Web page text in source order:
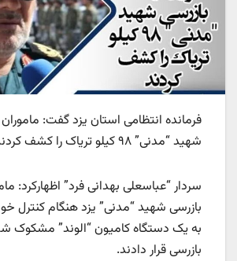
فرمانده انتظامی استان یزد گفت:
شهید “مدنی” ۹۸ کیلو تریاک را کشف کردند.
سردار “عباسعلی بهدانی فرد” اظهارکرد:
بازرسی شهید “مدنی” یزد هنگام کنترل
به یک دستگاه کامیون “الوند” مشکوک
بازرسی قرار دادند.